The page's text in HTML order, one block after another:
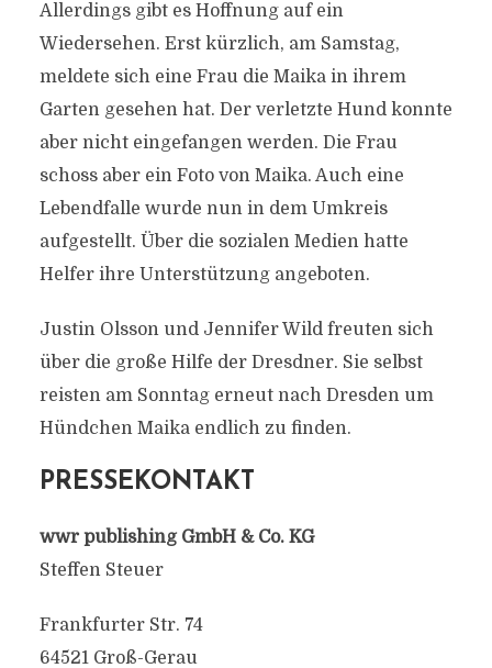
Allerdings gibt es Hoffnung auf ein
Wiedersehen. Erst kürzlich, am Samstag,
meldete sich eine Frau die Maika in ihrem
Garten gesehen hat. Der verletzte Hund konnte
aber nicht eingefangen werden. Die Frau
schoss aber ein Foto von Maika. Auch eine
Lebendfalle wurde nun in dem Umkreis
aufgestellt. Über die sozialen Medien hatte
Helfer ihre Unterstützung angeboten.
Justin Olsson und Jennifer Wild freuten sich
über die große Hilfe der Dresdner. Sie selbst
reisten am Sonntag erneut nach Dresden um
Hündchen Maika endlich zu finden.
PRESSEKONTAKT
wwr publishing GmbH & Co. KG
Steffen Steuer
Frankfurter Str. 74
64521 Groß-Gerau